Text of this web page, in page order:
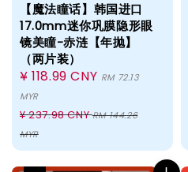
【魔法瞳话】韩国进口
17.0mm迷你巩膜隐形眼
镜美瞳-赤涟【年抛】
（两片装）
Sale
price
¥ 118.99 CNY RM 72.13
MYR
Regular
price
¥ 237.98 CNYRM 144.26
MYR